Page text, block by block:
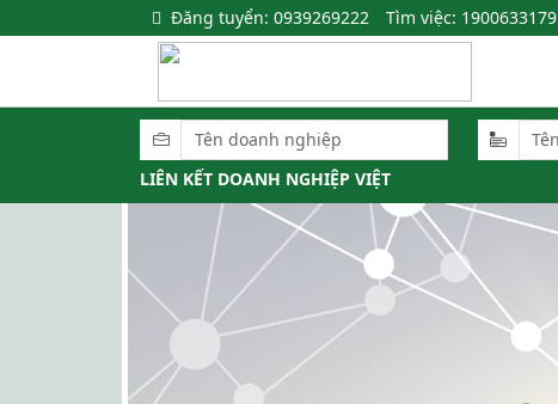
Đăng tuyển: 0939269222 Tìm việc: 1900633179
LIÊN KẾT DOANH NGHIỆP VIỆT